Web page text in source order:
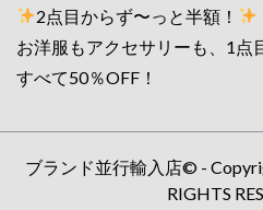
2点目からず〜っと半額！
お洋服もアクセサリーも、1点
すべて50％OFF！
ブランド並行輸入店© -
RIGHTS